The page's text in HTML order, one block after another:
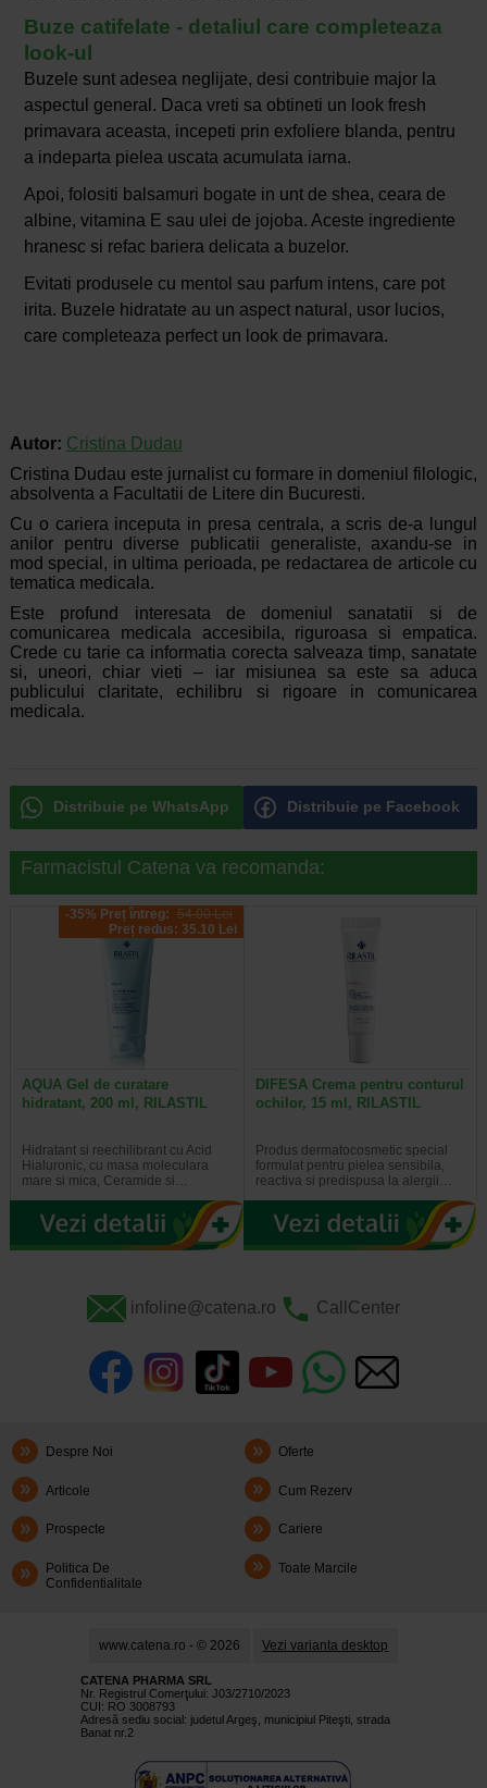
Buze catifelate - detaliul care completeaza
look-ul
Buzele sunt adesea neglijate, desi contribuie major la
aspectul general. Daca vreti sa obtineti un look fresh
primavara aceasta, incepeti prin exfoliere blanda, pentru
a indeparta pielea uscata acumulata iarna.
Apoi, folositi balsamuri bogate in unt de shea, ceara de
albine, vitamina E sau ulei de jojoba. Aceste ingrediente
hranesc si refac bariera delicata a buzelor.
Evitati produsele cu mentol sau parfum intens, care pot
irita. Buzele hidratate au un aspect natural, usor lucios,
care completeaza perfect un look de primavara.
Autor: Cristina Dudau
Cristina Dudau este jurnalist cu formare in domeniul filologic,
absolventa a Facultatii de Litere din Bucuresti.
Cu o cariera inceputa in presa centrala, a scris de-a lungul
anilor pentru diverse publicatii generaliste, axandu-se in
mod special, in ultima perioada, pe redactarea de articole cu
tematica medicala.
Este profund interesata de domeniul sanatatii si de
comunicarea medicala accesibila, riguroasa si empatica.
Crede cu tarie ca informatia corecta salveaza timp, sanatate
si, uneori, chiar vieti – iar misiunea sa este sa aduca
publicului claritate, echilibru si rigoare in comunicarea
medicala.
Distribuie pe WhatsApp Distribuie pe Facebook
Farmacistul Catena va recomanda:
-35% Preț întreg: 54.00 Lei
Preț redus: 35.10 Lei
AQUA Gel de curatare
hidratant, 200 ml, RILASTIL
Hidratant si reechilibrant cu Acid
Hialuronic, cu masa moleculara
mare si mica, Ceramide si…
DIFESA Crema pentru conturul
ochilor, 15 ml, RILASTIL
Produs dermatocosmetic special
formulat pentru pielea sensibila,
reactiva si predispusa la alergii…
infoline@catena.ro CallCenter
Despre Noi Oferte
Articole Cum Rezerv
Prospecte Cariere
Politica De
Confidentialitate
Toate Marcile
www.catena.ro - © 2026 Vezi varianta desktop
CATENA PHARMA SRL
Nr. Registrul Comerţului: J03/2710/2023
CUI: RO 3008793
Adresă sediu social: judetul Argeş, municipiul Piteşti, strada
Banat nr.2